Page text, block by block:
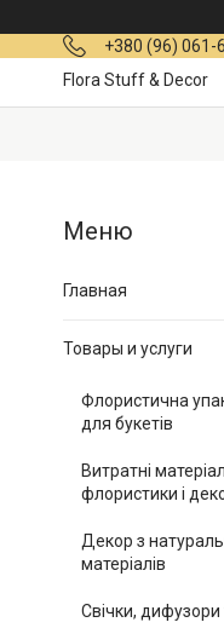
+380 (96) 061-
Flora Stuff & Decor
Главная
Товары и услуги
Флористична
для букетів
Витратні
флористики і
Декор з
матеріалів
Свічки,